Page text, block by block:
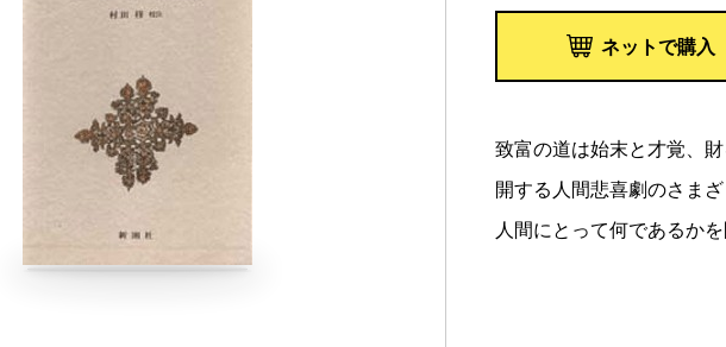
ネットで購入
致富の道は始末と才覚、
開する人間悲喜劇のさま
人間にとって何であるかを